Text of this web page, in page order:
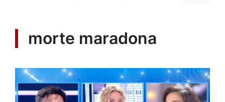
morte maradona